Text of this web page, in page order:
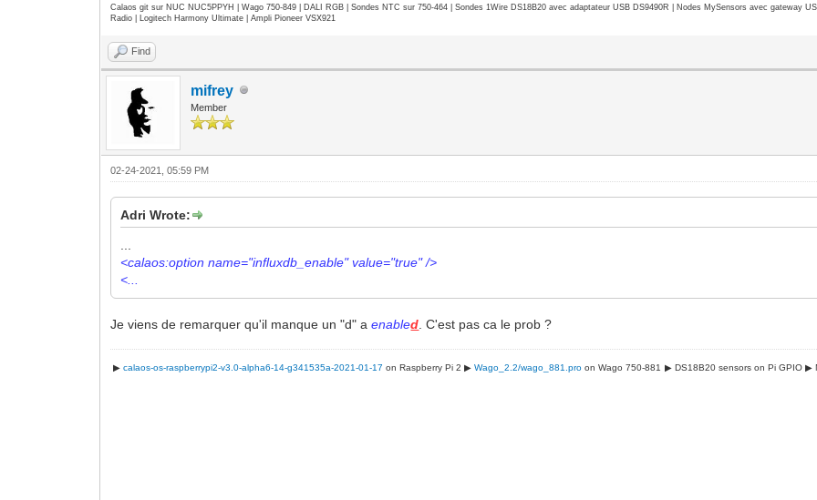
Calaos git sur NUC NUC5PPYH | Wago 750-849 | DALI RGB | Sondes NTC sur 750-464 | Sondes 1Wire DS18B20 avec adaptateur USB DS9490R | Nodes MySensors avec gateway
Radio | Logitech Harmony Ultimate | Ampli Pioneer VSX921
Find
mifrey
Member
02-24-2021, 05:59 PM
Adri Wrote:
<calaos:option name="influxdb_enable" value="true" />
<...
Je viens de remarquer qu'il manque un "d" aenabled . C'est pas ca le prob ?
▶ calaos-os-raspberrypi2-v3.0-alpha6-14-g341535a-2021-01-17 on Raspberry Pi 2 ▶Wago_2.2/wago_881.pro on Wago 750-881 ▶ DS18B20 sensors on Pi GPIO▶